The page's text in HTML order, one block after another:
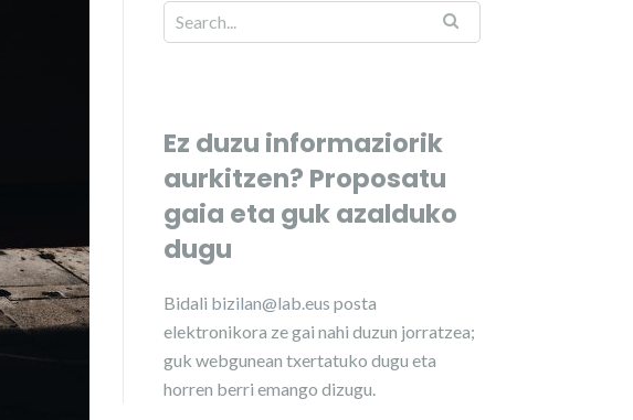
Ez duzu informaziorik
aurkitzen? Proposatu
gaia eta guk azalduko
dugu
Bidali bizilan@lab.eus posta
elektronikora ze gai nahi duzun jorratzea;
guk webgunean txertatuko dugu eta
horren berri emango dizugu.